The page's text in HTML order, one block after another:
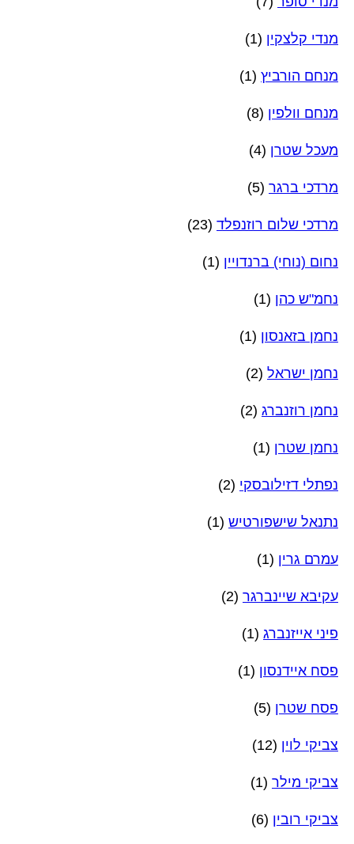
מנדי קלצקין (1)
מנחם הורביץ (1)
מנחם וולפין (8)
מעכל שטרן (4)
מרדכי ברגר (5)
מרדכי שלום רוזנפלד (23)
נחום (נוחי) ברנדויין (1)
נחמ"ש כהן (1)
נחמן בזאנסון (1)
נחמן ישראל (2)
נחמן רוזנברג (2)
נחמן שטרן (1)
נפתלי דזילובסקי (2)
נתנאל שישפורטיש (1)
עמרם גרין (1)
עקיבא שיינברגר (2)
פיני אייזנברג (1)
פסח איידנסון (1)
פסח שטרן (5)
צביקי לוין (12)
צביקי מילר (1)
צביקי רובין (6)